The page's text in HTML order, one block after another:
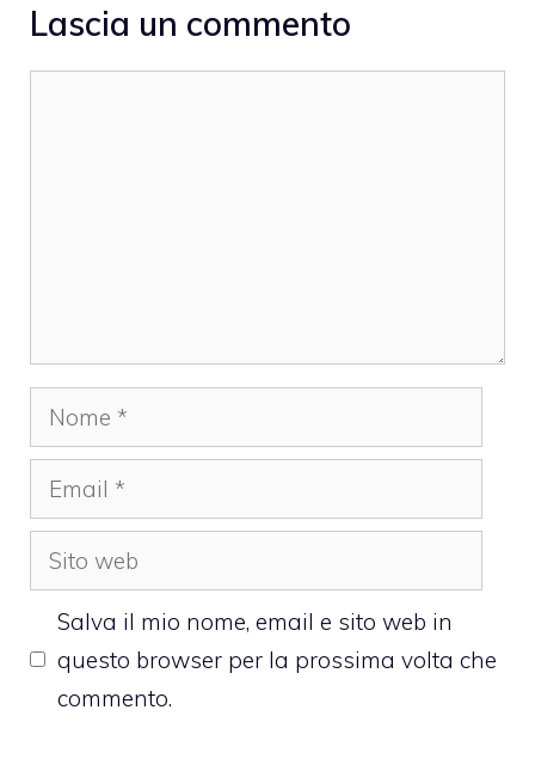
Lascia un commento
Nome
Email
Sito
web
Salva il mio nome, email e sito web in
questo browser per la prossima volta che
commento.